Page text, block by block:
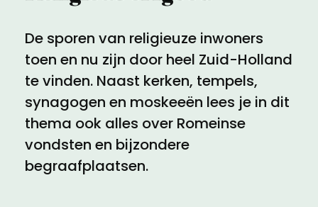
Voorwaarden
De sporen van religieuze inwoners
toen en nu zijn door heel Zuid-Holland
te vinden. Naast kerken, tempels,
synagogen en moskeeën lees je in dit
thema ook alles over Romeinse
vondsten en bijzondere
begraafplaatsen.